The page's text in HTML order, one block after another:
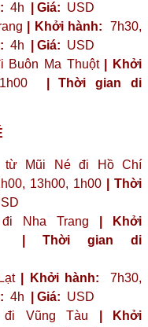
4h | Giá: USD
| Khởi hành: 7h30,
4h | Giá: USD
Buôn Ma Thuột
| Khởi
| Thời gian di
từ Mũi Né đi Hồ Chí
13h00, 1h00
| Thời
Nha Trang
| Khởi
| Thời gian di
| Khởi hành: 7h30,
4h | Giá: USD
Vũng Tàu
| Khởi